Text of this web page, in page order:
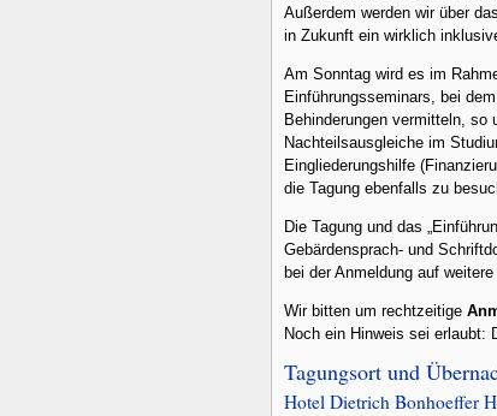
Außerdem werden wir über
in Zukunft ein wirklich
Am Sonntag wird es im
Einführungsseminars, bei
Behinderungen vermitteln, so
Nachteilsausgleiche im
Eingliederungshilfe
die Tagung ebenfalls zu
Die Tagung und das
Gebärdensprach- und
bei der Anmeldung auf
Wir bitten um rechtzeitige
Noch ein Hinweis sei erlaubt:
Tagungsort und
Hotel Dietrich Bonhoeffer